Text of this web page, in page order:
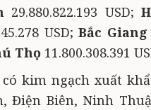
29.880.822.193 USD;
USD;Bắc Giang
Thọ 11.800.308.391
kim ngạch xuất
Điện Biên, Ninh